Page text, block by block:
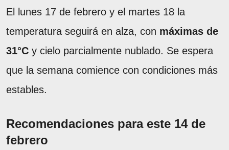
El lunes 17 de febrero y el martes 18 la
temperatura seguirá en alza, con máximas de
31°C y cielo parcialmente nublado. Se espera
que la semana comience con condiciones más
estables.
Recomendaciones para este 14 de
febrero